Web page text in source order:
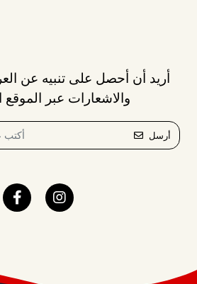
أريد أن أحصل على تنبيه عن
والاشعارات عبر الموقع
أرسل